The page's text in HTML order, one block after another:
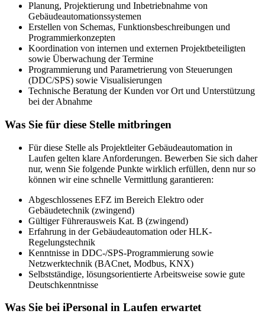
Planung, Projektierung und Inbetriebnahme von
Gebäudeautomationssystemen
Erstellen von Schemas, Funktionsbeschreibungen und
Programmierkonzepten
Koordination von internen und externen Projektbeteiligten
sowie Überwachung der Termine
Programmierung und Parametrierung von Steuerungen
(DDC/SPS) sowie Visualisierungen
Technische Beratung der Kunden vor Ort und Unterstützung
bei der Abnahme
Was Sie für diese Stelle mitbringen
Für diese Stelle als Projektleiter Gebäudeautomation in
Laufen gelten klare Anforderungen. Bewerben Sie sich daher
nur, wenn Sie folgende Punkte wirklich erfüllen, denn nur so
können wir eine schnelle Vermittlung garantieren:
Abgeschlossenes EFZ im Bereich Elektro oder
Gebäudetechnik (zwingend)
Gültiger Führerausweis Kat. B (zwingend)
Erfahrung in der Gebäudeautomation oder HLK-
Regelungstechnik
Kenntnisse in DDC-/SPS-Programmierung sowie
Netzwerktechnik (BACnet, Modbus, KNX)
Selbstständige, lösungsorientierte Arbeitsweise sowie gute
Deutschkenntnisse
Was Sie bei iPersonal in Laufen erwartet